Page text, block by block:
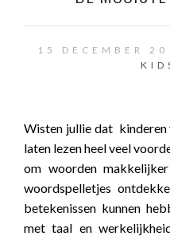
15 DECEMBER
Wisten jullie dat
laten lezen heel veel
om woorden
woordspelletjes
betekenissen kunnen
met taal en